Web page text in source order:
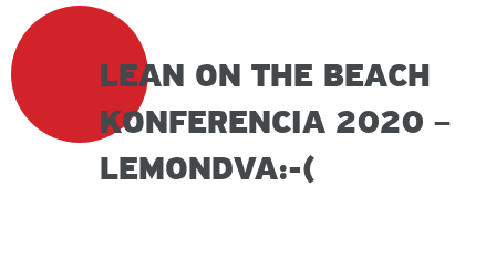
LEAN ON THE BEACH
KONFERENCIA 2020 –
LEMONDVA:-(